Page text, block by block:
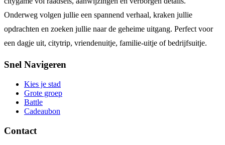
Onderweg volgen jullie een spannend verhaal, kraken jullie
opdrachten en zoeken jullie naar de geheime uitgang. Perfect voor
een dagje uit, citytrip, vriendenuitje, familie-uitje of bedrijfsuitje.
Snel Navigeren
Kies je stad
Grote groep
Battle
Cadeaubon
Contact